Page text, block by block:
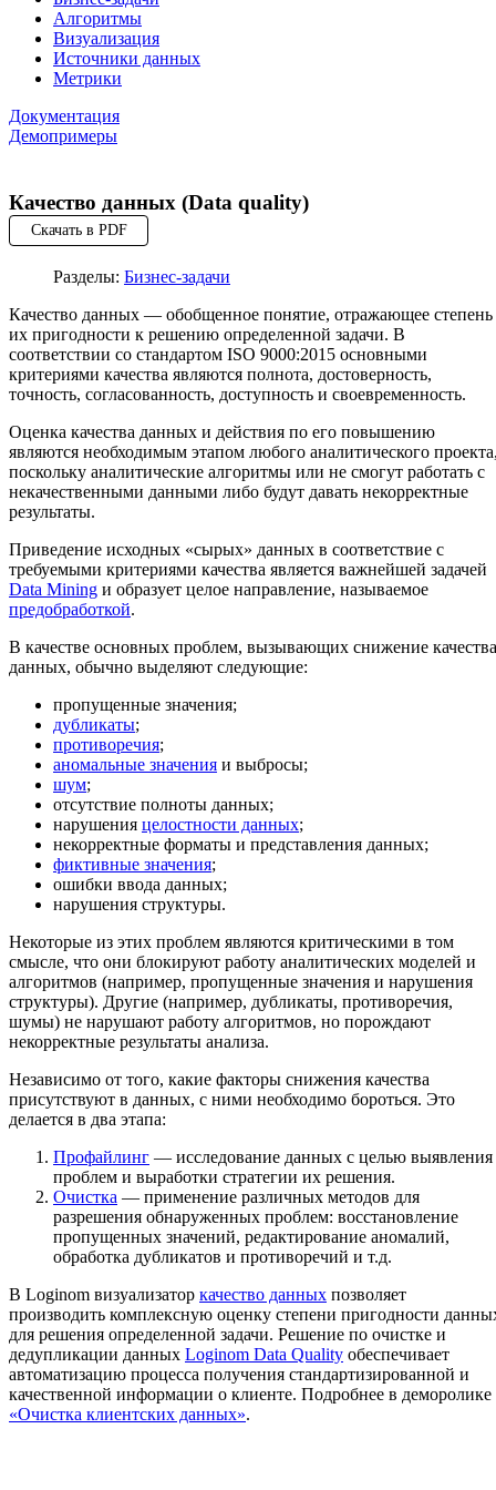
Алгоритмы
Визуализация
Источники данных
Метрики
Документация
Демопримеры
Качество данных (Data quality)
Скачать в PDF
Разделы: Бизнес-задачи
Качество данных — обобщенное понятие, отражающее степень
их пригодности к решению определенной задачи. В
соответствии со стандартом ISO 9000:2015 основными
критериями качества являются полнота, достоверность,
точность, согласованность, доступность и своевременность.
Оценка качества данных и действия по его повышению
являются необходимым этапом любого аналитического
поскольку аналитические алгоритмы или не смогут работать с
некачественными данными либо будут давать некорректные
результаты.
Приведение исходных «сырых» данных в соответствие с
требуемыми критериями качества является важнейшей задачей
Data Mining и образует целое направление, называемое
предобработкой.
В качестве основных проблем, вызывающих снижение качества
данных, обычно выделяют следующие:
пропущенные значения;
дубликаты;
противоречия;
аномальные значения и выбросы;
шум;
отсутствие полноты данных;
нарушения целостности данных;
некорректные форматы и представления данных;
фиктивные значения;
ошибки ввода данных;
нарушения структуры.
Некоторые из этих проблем являются критическими в том
смысле, что они блокируют работу аналитических моделей и
алгоритмов (например, пропущенные значения и нарушения
структуры). Другие (например, дубликаты, противоречия,
шумы) не нарушают работу алгоритмов, но порождают
некорректные результаты анализа.
Независимо от того, какие факторы снижения качества
присутствуют в данных, с ними необходимо бороться. Это
делается в два этапа:
Профайлинг — исследование данных с целью выявления
проблем и выработки стратегии их решения.
Очистка — применение различных методов для
разрешения обнаруженных проблем: восстановление
пропущенных значений, редактирование аномалий,
обработка дубликатов и противоречий и т.д.
В Loginom визуализатор качество данных позволяет
производить комплексную оценку степени пригодности
для решения определенной задачи. Решение по очистке и
дедупликации данных Loginom Data Quality обеспечивает
автоматизацию процесса получения стандартизированной и
качественной информации о клиенте. Подробнее в деморолике
«Очистка клиентских данных».